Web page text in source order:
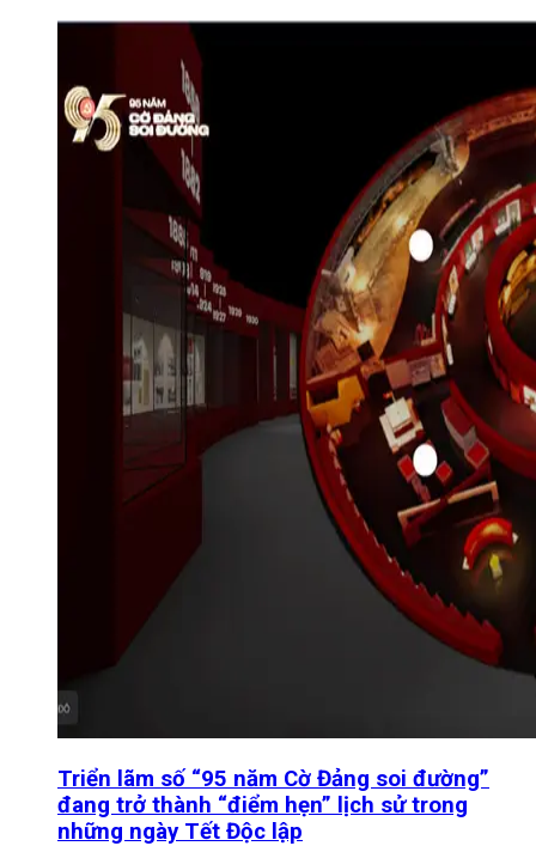
Triển lãm số “95 năm Cờ Đảng soi đường”
đang trở thành “điểm hẹn” lịch sử trong
những ngày Tết Độc lập